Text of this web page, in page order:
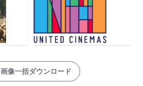
画像一括ダウンロード